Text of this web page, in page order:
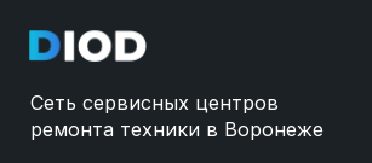
Сеть сервисных центров
ремонта техники в Воронеже